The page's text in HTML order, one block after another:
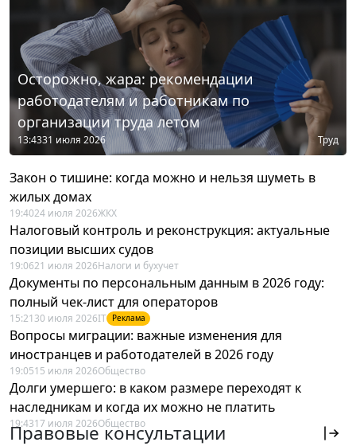
Осторожно, жара: рекомендации
работодателям и работникам по
организации труда летом
13:4331 июля 2026 Труд
Закон о тишине: когда можно и нельзя шуметь в
жилых домах
19:4024 июля 2026ЖКХ
Налоговый контроль и реконструкция: актуальные
позиции высших судов
19:0621 июля 2026Налоги и бухучет
Документы по персональным данным в 2026 году:
полный чек-лист для операторов
15:21 30 июля 2026IT Реклама
Вопросы миграции: важные изменения для
иностранцев и работодателей в 2026 году
19:0515 июля 2026Общество
Долги умершего: в каком размере переходят к
наследникам и когда их можно не платить
19:4317 июля 2026Общество
Правовые консультации